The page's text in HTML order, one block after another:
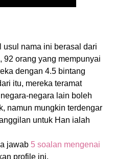
usul nama ini berasal dari
92 orang yang mempunyai
dengan 4.5 bintang
itu, mereka teramat
negara lain boleh
namun mungkin terdengar
untuk Han ialah
jawab 5 soalan mengenai
profile ini.